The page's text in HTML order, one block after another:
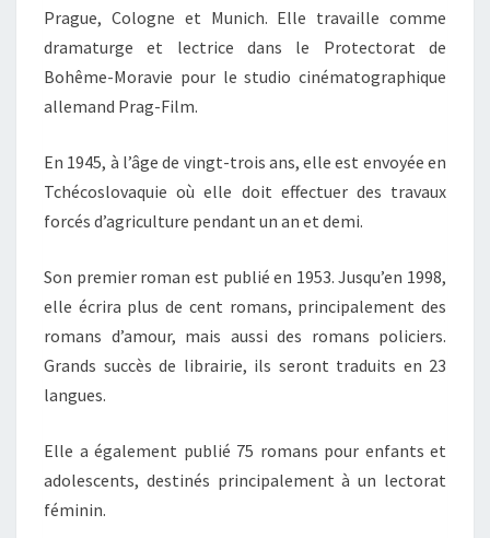
Prague, Cologne et Munich. Elle travaille comme
dramaturge et lectrice dans le Protectorat de
Bohême-Moravie pour le studio cinématographique
allemand Prag-Film.
En 1945, à l’âge de vingt-trois ans, elle est envoyée en
Tchécoslovaquie où elle doit effectuer des travaux
forcés d’agriculture pendant un an et demi.
Son premier roman est publié en 1953. Jusqu’en 1998,
elle écrira plus de cent romans, principalement des
romans d’amour, mais aussi des romans policiers.
Grands succès de librairie, ils seront traduits en 23
langues.
Elle a également publié 75 romans pour enfants et
adolescents, destinés principalement à un lectorat
féminin.